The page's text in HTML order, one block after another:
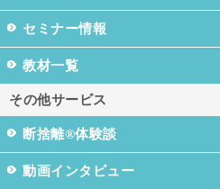
セミナー情報
教材一覧
その他サービス
断捨離®体験談
動画インタビュー